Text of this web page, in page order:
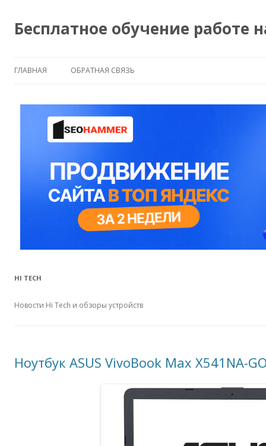
Бесплатное обучение работе
ГЛАВНАЯ ОБРАТНАЯ СВЯЗЬ
HI TECH
Новости Hi Tech и обзоры устройств
Ноутбук ASUS VivoBook Max X541NA-